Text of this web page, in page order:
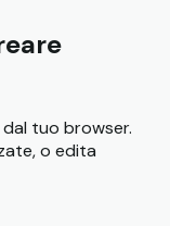
tuo browser.
o edita